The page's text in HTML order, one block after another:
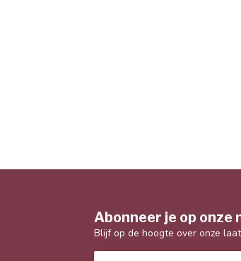
Abonneer je op onze
Blijf op de hoogte over onze